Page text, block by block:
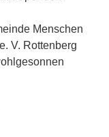
Menschen
V. Rottenberg